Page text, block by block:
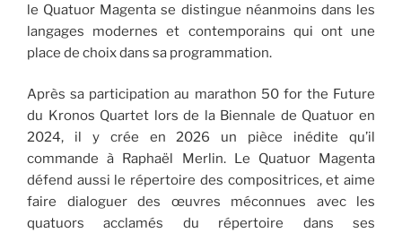
le Quatuor Magenta se distingue néanmoins dans les
langages modernes et contemporains qui ont une
place de choix dans sa programmation.
Après sa participation au marathon 50 for the Future
du Kronos Quartet lors de la Biennale de Quatuor en
2024, il y crée en 2026 un pièce inédite qu’il
commande à Raphaël Merlin. Le Quatuor Magenta
défend aussi le répertoire des compositrices, et aime
faire dialoguer des œuvres méconnues avec les
quatuors acclamés du répertoire dans ses